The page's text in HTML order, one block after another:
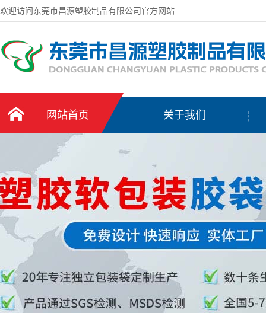
欢迎访问东莞市昌源塑胶制品有限公司官方网站
网站首页 关于我们